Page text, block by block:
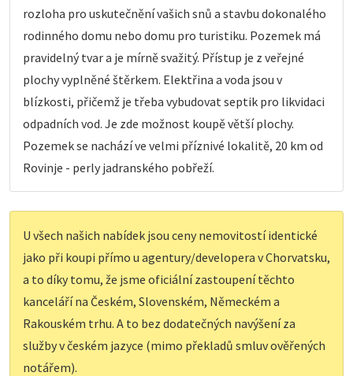
rozloha pro uskutečnění vašich snů a stavbu dokonalého
rodinného domu nebo domu pro turistiku. Pozemek má
pravidelný tvar a je mírně svažitý. Přístup je z veřejné
plochy vyplněné štěrkem. Elektřina a voda jsou v
blízkosti, přičemž je třeba vybudovat septik pro likvidaci
odpadních vod. Je zde možnost koupě větší plochy.
Pozemek se nachází ve velmi příznivé lokalitě, 20 km od
Rovinje - perly jadranského pobřeží.
U všech našich nabídek jsou ceny nemovitostí identické
jako při koupi přímo u agentury/developera v Chorvatsku,
a to díky tomu, že jsme oficiální zastoupení těchto
kanceláří na Českém, Slovenském, Německém a
Rakouském trhu. A to bez dodatečných navýšení za
služby v českém jazyce (mimo překladů smluv ověřených
notářem).